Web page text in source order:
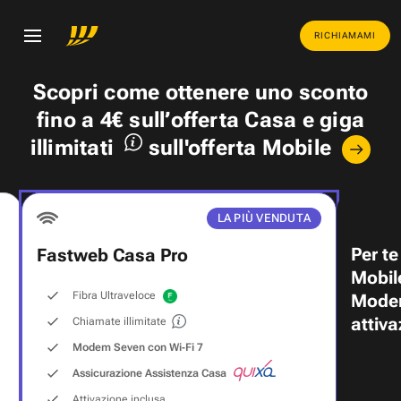
RICHIAMAMI
Scopri come ottenere uno sconto
fino a 4€ sull’offerta Casa egiga
illimitati
sull'offerta Mobile
LA PIÙ VENDUTA
Fastweb Casa Pro
Fibra Ultraveloce
Chiamate illimitate
Modem Seven con Wi‑Fi 7
Assicurazione Assistenza Casa
Per